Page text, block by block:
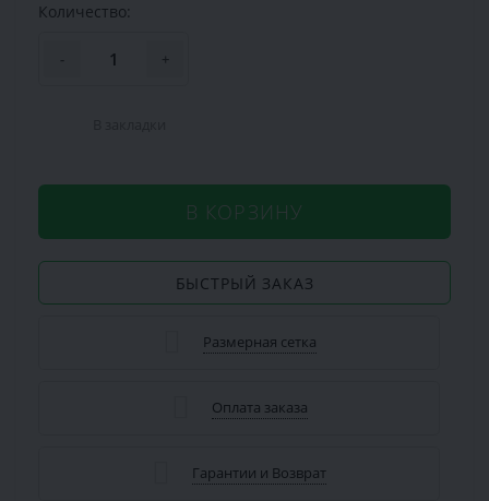
Количество:
- +
В КОРЗИНУ
БЫСТРЫЙ ЗАКАЗ
Размерная сетка
Оплата заказа
Гарантии и Возврат